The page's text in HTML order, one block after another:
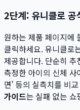
2단계: 유니클로 공
원하는 제품 페이지에
클릭하세요. 유니클로
제공합니다. 단순히 추
측정한 아이의 신체
면' 등의 실측치를 비
가이드는 실패 없는 쇼